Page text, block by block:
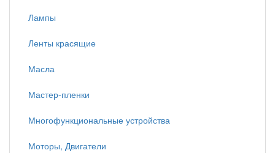
Лампы
Ленты красящие
Масла
Мастер-пленки
Многофункциональные устройства
Моторы, Двигатели